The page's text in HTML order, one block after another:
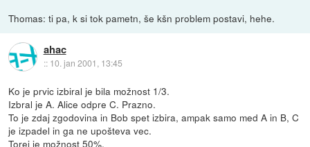
Thomas: ti pa, k si tok pametn, še kšn problem postavi, hehe.
ahac
:: 10. jan 2001, 13:45
Ko je prvic izbiral je bila možnost 1/3.
Izbral je A. Alice odpre C. Prazno.
To je zdaj zgodovina in Bob spet izbira, ampak samo med A in B, C
je izpadel in ga ne upošteva vec.
Torej je možnost 50%.